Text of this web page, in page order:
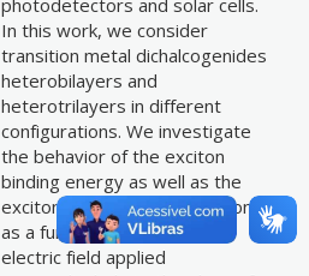
photodetectors and solar cells.
In this work, we consider
transition metal dichalcogenides
heterobilayers and
heterotrilayers in different
configurations. We investigate
the behavior of the exciton
binding energy as well as the
exciton probability distribution
as a function of an external
electric field applied